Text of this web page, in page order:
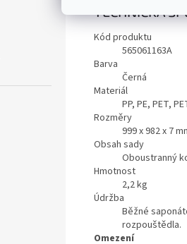
TECHNICKÁ
Kód produktu
565061163A
Barva
Černá
Materiál
PP, PE, PET,
Rozměry
999 x 982 x 7
Obsah sady
Oboustranný
Hmotnost
2,2kg
Údržba
Běžné
rozpouštědla.
Omezení